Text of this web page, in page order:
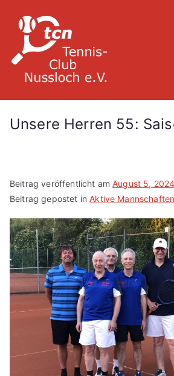
Inhalt
springen
Unsere Herren 55:
Beitrag veröffentlicht amAugust 5, 2024
Beitrag gepostet inAktive Mannschaften